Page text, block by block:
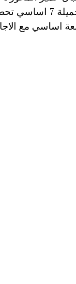
محور تونس
اساسي مع